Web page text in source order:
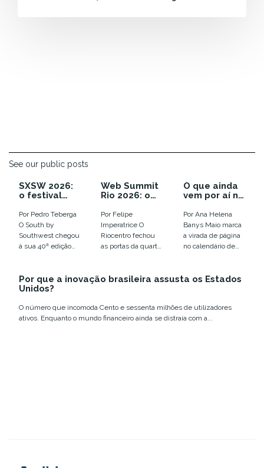
See our public posts
SXSW 2026:
o festival
as
tendências e
colocou o
humano em
xeque
Por Pedro Teberga
O South by
Southwest chegou
à sua 40ª edição
Web Summit
Rio 2026: o
euforia com
IA virou
disputa por
infraestrutur
a
Por Felipe
Imperatrice O
Riocentro fechou
as portas da quarta
números que
O que ainda
vem por aí no
de inovação
de 2026
Por Ana Helena
Banys Maio marca
a virada de página
no calendário de
inovação no
Por que a inovação brasileira assusta os Estados
Unidos?
O número que incomoda Cento e sessenta milhões de utilizadores
ativos. Enquanto o mundo financeiro ainda se distraía com a...